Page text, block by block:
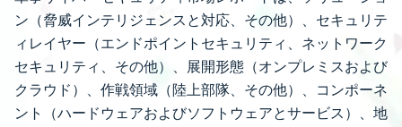
ン（脅威インテリジェンスと対応、その他）、セキュリテ
ィレイヤー（エンドポイントセキュリティ、ネットワーク
セキュリティ、その他）、展開形態（オンプレミスおよび
クラウド）、作戦領域（陸上部隊、その他）、コンポーネ
ント（ハードウェアおよびソフトウェアとサービス）、地